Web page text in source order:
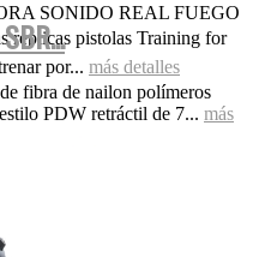
SONIDO REAL FUEGO
pistolas Training for
por... más detalles
fibra de nailon polímeros
PDW retráctil de 7... más